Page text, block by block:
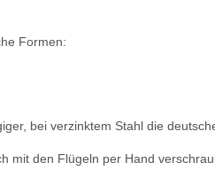
Formen:
bei verzinktem Stahl die
mit den Flügeln per Hand